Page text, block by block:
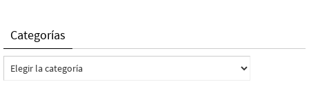
Categorías
Categorías